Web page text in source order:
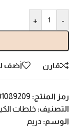
-
+
قارن أضف
رمز المنتج:
التصنيف: خلطات
الوسم: دريم